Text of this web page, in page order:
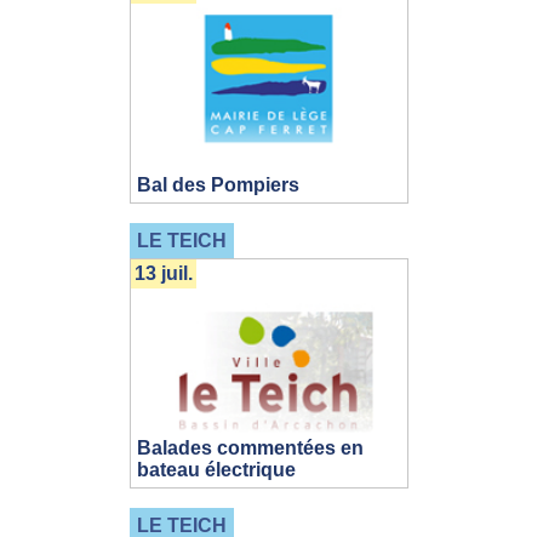
Bal des Pompiers
LE TEICH
Balades commentées en
bateau électrique
13 juil.
LE TEICH